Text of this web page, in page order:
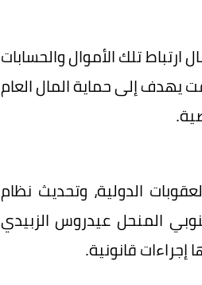
ارتباط تلك الأموال والحسابات
يهدف إلى حماية المال العام
الدولية، وتحديث نظام
المنحل عيدروس الزبيدي
قانونية.